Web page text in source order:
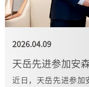
2026.04.09
近日，天岳先进参加